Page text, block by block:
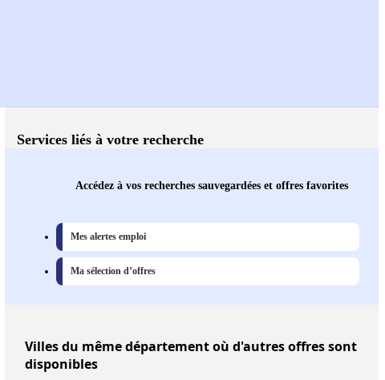
Services liés à votre recherche
Accédez à vos recherches sauvegardées et offres favorites
Mes alertes emploi
Ma sélection d’offres
Villesdu même département où d'autres offres sont
disponibles